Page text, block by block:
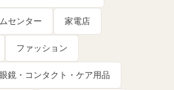
センター 家電店
ファッション
眼鏡・コンタクト・ケア用品